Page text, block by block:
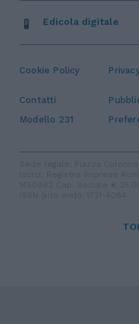
Cookie Policy
Contatti
Modello 231
Edicola digitale